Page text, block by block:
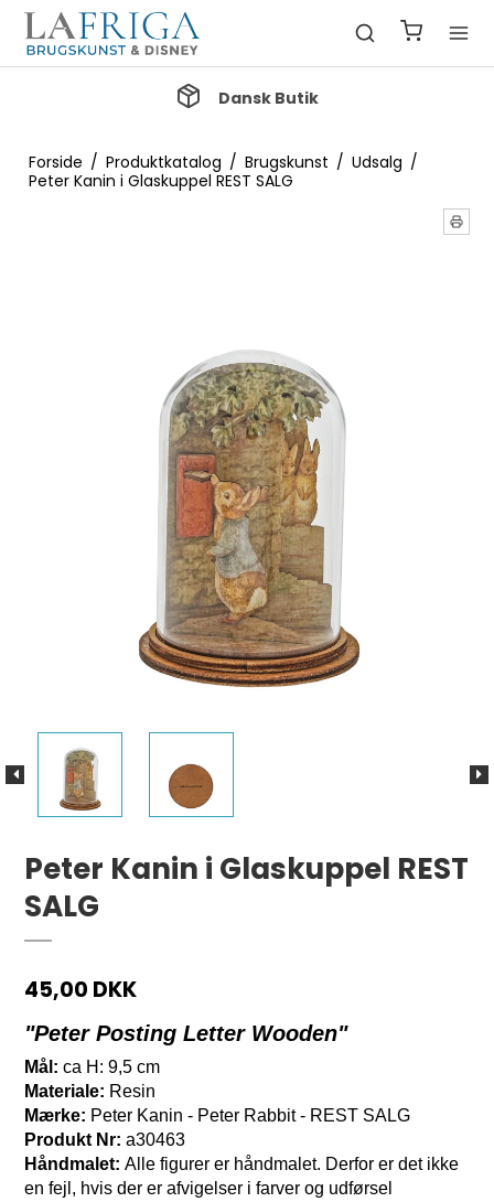
Dansk Butik
Forside / Produktkatalog / Brugskunst / Udsalg /
Peter Kanin i Glaskuppel REST SALG
Peter Kanin i Glaskuppel REST
SALG
45,00 DKK
"Peter Posting Letter Wooden"
Mål: ca H: 9,5 cm
Materiale: Resin
Mærke: Peter Kanin - Peter Rabbit - REST SALG
Produkt Nr: a30463
Håndmalet: Alle figurer er håndmalet. Derfor er det ikke
en fejl, hvis der er afvigelser i farver og udførsel